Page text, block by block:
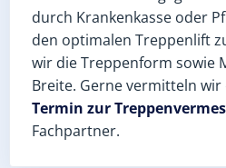
durch Krankenkasse oder
den optimalen Treppenlift
wir die Treppenform sowie
Breite. Gerne vermitteln wir
Termin zur
Fachpartner.